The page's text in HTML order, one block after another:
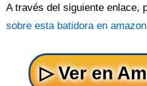
A través del siguiente enlace,
sobre esta batidora en amazon